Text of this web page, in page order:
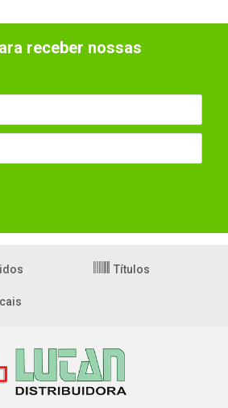
receber nossas
Títulos